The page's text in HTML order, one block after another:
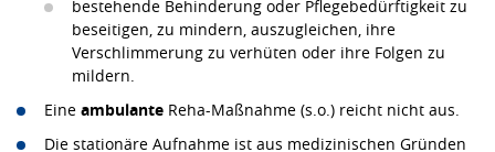
bestehende Behinderung oder Pflegebedürftigkeit zu
beseitigen, zu mindern, auszugleichen, ihre
Verschlimmerung zu verhüten oder ihre Folgen zu
mildern.
Eine ambulante Reha-Maßnahme (s.o.) reicht nicht aus.
Die stationäre Aufnahme ist aus medizinischen Gründen